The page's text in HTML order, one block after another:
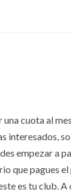
cuota al
interesados,
empezar a
que pagues
es tu club. A